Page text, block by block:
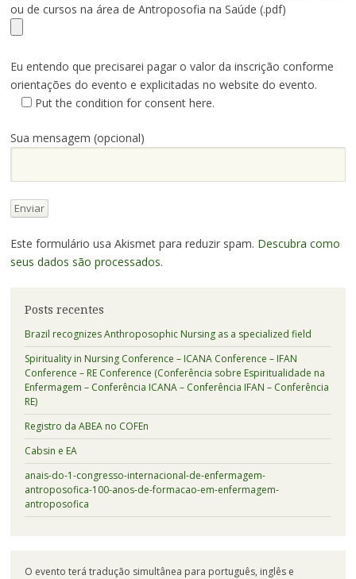
ou de cursos na área de Antroposofia na Saúde (.pdf)
Eu entendo que precisarei pagar o valor da inscrição conforme
orientações do evento e explicitadas no website do evento.
Put the condition for consent here.
Sua mensagem (opcional)
Este formulário usa Akismet para reduzir spam. Descubra como
seus dados são processados.
Posts recentes
Brazil recognizes Anthroposophic Nursing as a specialized field
Spirituality in Nursing Conference – ICANA Conference – IFAN
Conference – RE Conference (Conferência sobre Espiritualidade na
Enfermagem – Conferência ICANA – Conferência IFAN – Conferência
RE)
Registro da ABEA no COFEn
Cabsin e EA
anais-do-1-congresso-internacional-de-enfermagem-
antroposofica-100-anos-de-formacao-em-enfermagem-
antroposofica
O evento terá tradução simultânea para português, inglês e